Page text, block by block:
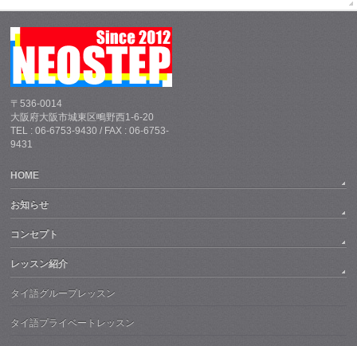
〒536-0014
大阪府大阪市城東区鴫野西1-6-20
TEL : 06-6753-9430 / FAX : 06-6753-
9431
HOME
お知らせ
コンセプト
レッスン紹介
タイ語グループレッスン
タイ語プライベートレッスン